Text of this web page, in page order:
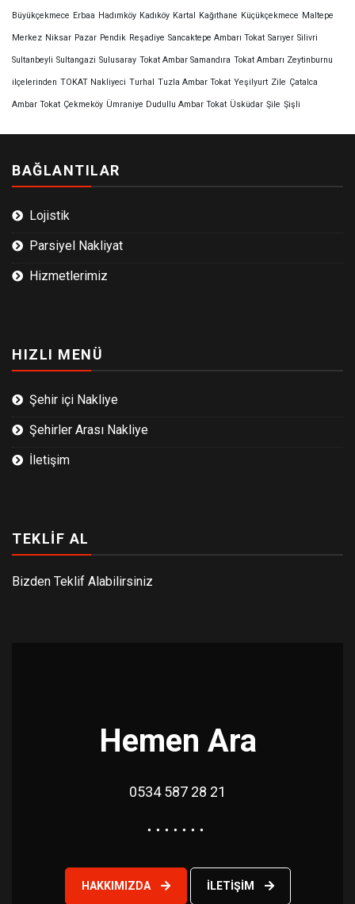
Büyükçekmece Erbaa Hadımköy Kadıköy Kartal Kağıthane Küçükçekmece Maltepe
Merkez Niksar Pazar Pendik Reşadiye Sancaktepe Ambarı Tokat Sarıyer Silivri
Sultanbeyli Sultangazi Sulusaray Tokat Ambar Samandıra Tokat Ambarı Zeytinburnu
ilçelerinden TOKAT Nakliyeci Turhal Tuzla Ambar Tokat Yeşilyurt Zile Çatalca
Ambar Tokat Çekmeköy Ümraniye Dudullu Ambar Tokat Üsküdar Şile Şişli
BAĞLANTILAR
Lojistik
Parsiyel Nakliyat
Hizmetlerimiz
HIZLI MENÜ
Şehir içi Nakliye
Şehirler Arası Nakliye
İletişim
TEKLIF AL
Bizden Teklif Alabilirsiniz
Hemen Ara
0534 587 28 21
HAKKIMIZDA İLETIŞIM